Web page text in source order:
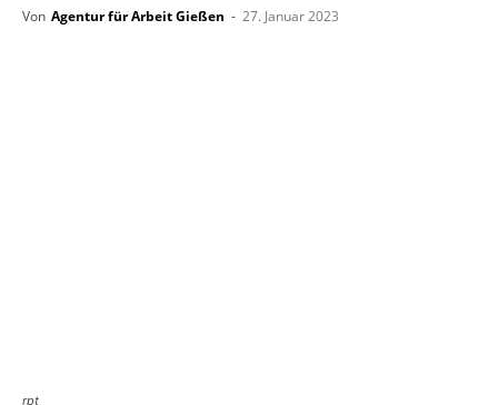
Von Agentur für Arbeit Gießen - 27. Januar 2023
rpt